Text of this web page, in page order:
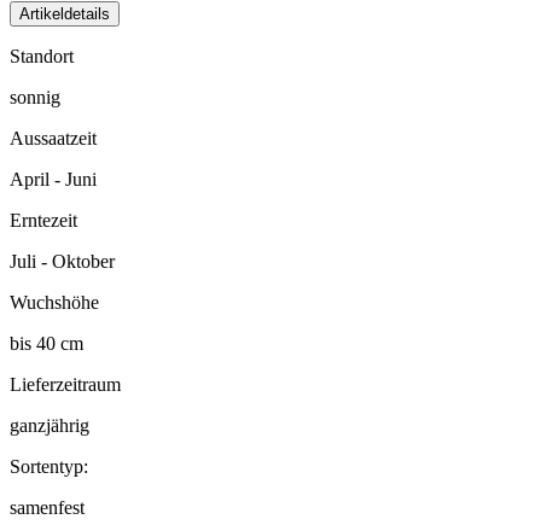
Artikeldetails
Standort
sonnig
Aussaatzeit
April - Juni
Erntezeit
Juli - Oktober
Wuchshöhe
bis 40 cm
Lieferzeitraum
ganzjährig
Sortentyp:
samenfest